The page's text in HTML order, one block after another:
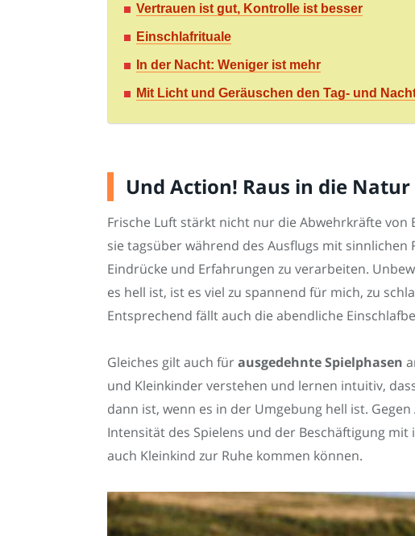
Vertrauen ist gut, Kontrolle ist besser
Einschlafrituale
In der Nacht: Weniger ist mehr
Mit Licht und Geräuschen den Tag- und
Und Action! Raus in die Natur
Frische Luft stärkt nicht nur die Abwehrkräfte
sie tagsüber während des Ausflugs mit sinnlichen
Eindrücke und Erfahrungen zu verarbeiten.
es hell ist, ist es viel zu spannend für mich, zu
Entsprechend fällt auch die abendliche
Gleiches gilt auch fürausgedehnte Spielphasen
und Kleinkinder verstehen und lernen intuitiv,
dann ist, wenn es in der Umgebung hell ist.
Intensität des Spielens und der Beschäftigung
auch Kleinkind zur Ruhe kommen können.